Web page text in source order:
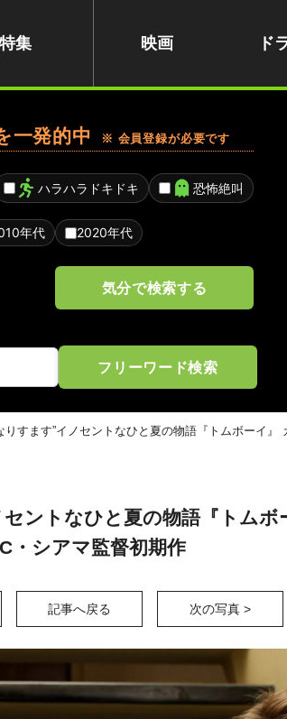
特集 映画 ド
一発的中 ※ 会員登録が必要です
ハラハラドキドキ 恐怖絶叫
年代 2020年代
気分で検索する
フリーワード検索
りすます”イノセントなひと夏の物語『トムボーイ
ントなひと夏の物語『トムボ
・シアマ監督初期作
記事へ戻る 次の写真 >